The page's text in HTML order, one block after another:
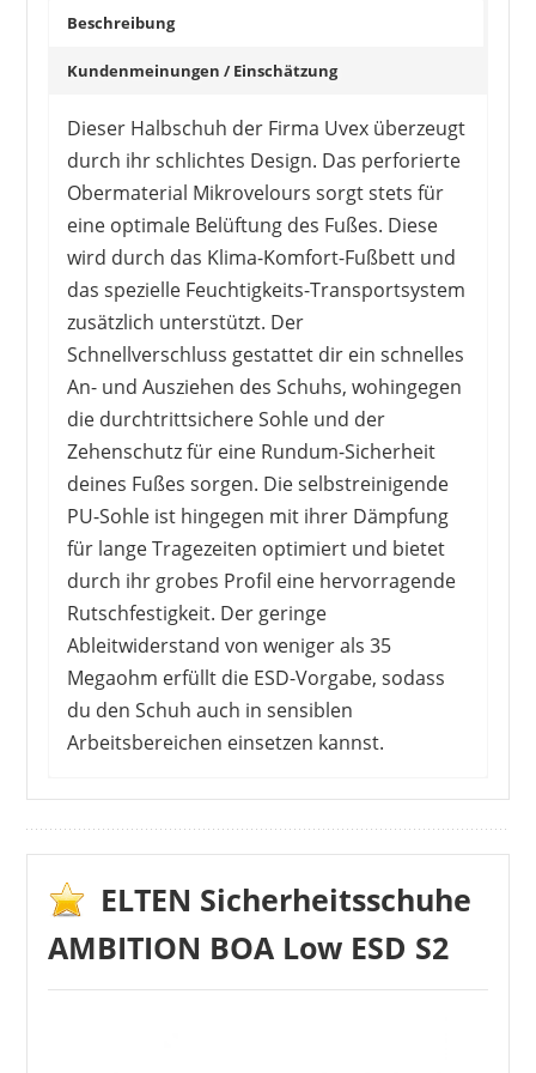
Beschreibung
Kundenmeinungen / Einschätzung
Dieser Halbschuh der Firma Uvex überzeugt
durch ihr schlichtes Design. Das perforierte
Obermaterial Mikrovelours sorgt stets für
eine optimale Belüftung des Fußes. Diese
wird durch das Klima-Komfort-Fußbett und
das spezielle Feuchtigkeits-Transportsystem
zusätzlich unterstützt. Der
Schnellverschluss gestattet dir ein schnelles
An- und Ausziehen des Schuhs, wohingegen
die durchtrittsichere Sohle und der
Zehenschutz für eine Rundum-Sicherheit
deines Fußes sorgen. Die selbstreinigende
PU-Sohle ist hingegen mit ihrer Dämpfung
für lange Tragezeiten optimiert und bietet
durch ihr grobes Profil eine hervorragende
Rutschfestigkeit. Der geringe
Ableitwiderstand von weniger als 35
Megaohm erfüllt die ESD-Vorgabe, sodass
du den Schuh auch in sensiblen
Arbeitsbereichen einsetzen kannst.
80 % der KäuferInnen geben diesem Schuh vier
oder fünf Sterne (von fünf). Sie schätzen den
hohen Tragekomfort und das geringe Gewicht.
Die gute Atmungsaktivität überzeugt die
RezensentInnen dabei ebenso wie die gute
Dämpfung der Sohle. Zudem erweist sich die
Sohle als sehr rutschfest und auch hinsichtlich
ELTEN Sicherheitsschuhe
AMBITION BOA Low ESD S2